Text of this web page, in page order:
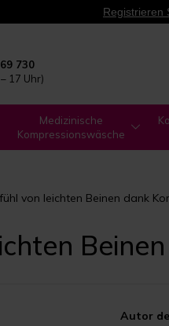
Registrieren
730
17 Uhr)
Medizinische
Kompressionswäsche
von leichten Beinen dank
Autor